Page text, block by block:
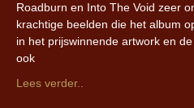
Roadburn en Into The Void zeer
krachtige beelden die het album
in het prijswinnende artwork en
ook
Lees verder..